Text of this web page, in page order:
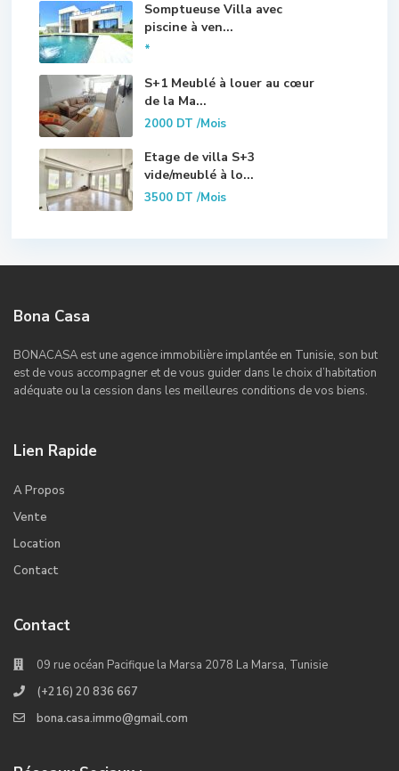
Somptueuse Villa avec
piscine à ven...
*
S+1 Meublé à louer au cœur
de la Ma...
2000 DT/Mois
Etage de villa S+3
vide/meublé à lo...
3500 DT/Mois
Bona Casa
BONACASA est une agence immobilière implantée en Tunisie, son but
est de vous accompagner et de vous guider dans le choix d’habitation
adéquate ou la cession dans les meilleures conditions de vos biens.
Lien Rapide
A Propos
Vente
Location
Contact
Contact
09 rue océan Pacifique la Marsa 2078 La Marsa, Tunisie
(+216) 20 836 667
bona.casa.immo@gmail.com